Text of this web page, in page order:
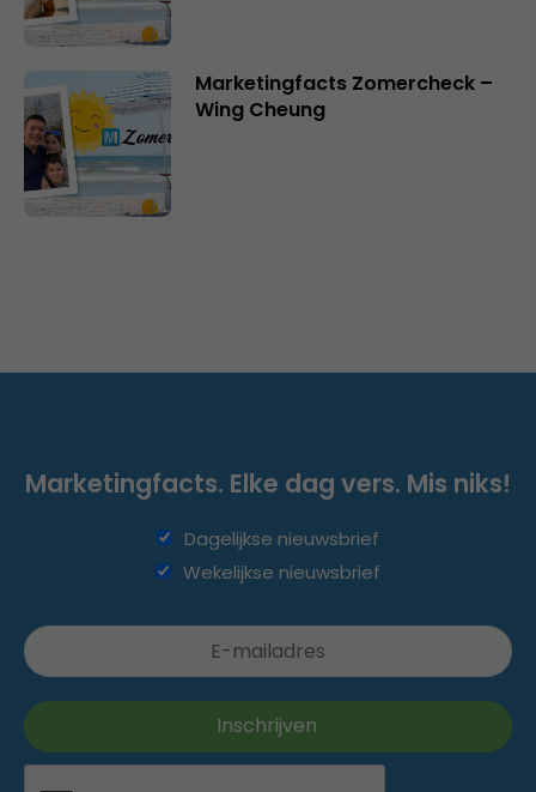
Marketingfacts Zomercheck –
Wing Cheung
Marketingfacts. Elke dag vers. Mis niks!
Dagelijkse nieuwsbrief
Wekelijkse nieuwsbrief